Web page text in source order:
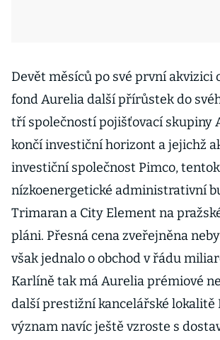
Devět měsíců po své první akvizici
fond Aurelia další přírůstek do
tří společností pojišťovací skupiny
končí investiční horizont a jejichž
investiční společnost Pimco,
nízkoenergetické administrativní
Trimaran a City Element na
pláni. Přesná cena zveřejněna
však jednalo o obchod v řádu
Karlíně tak má Aurelia prémiové
další prestižní kancelářské lokalitě
význam navíc ještě vzroste s